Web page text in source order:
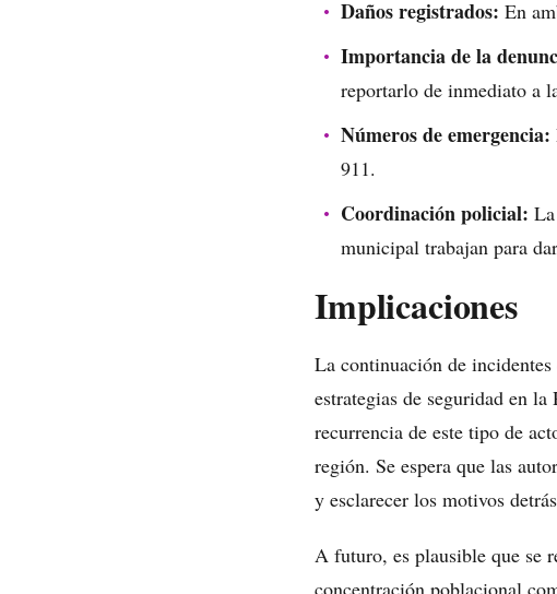
Daños registrados: En
Importancia de la
reportarlo de inmediato a
Números de emergencia:
911.
Coordinación policial:
municipal trabajan para
Implicaciones
La continuación de
estrategias de seguridad en
recurrencia de este tipo de
región. Se espera que las
y esclarecer los motivos
A futuro, es plausible que se
concentración poblacional